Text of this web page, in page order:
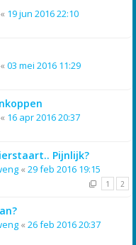
19 jun 2016 22:10
03 mei 2016 11:29
16 apr 2016 20:37
Pijnlijk?
« 29 feb 2016 19:15
1 2
« 26 feb 2016 20:37